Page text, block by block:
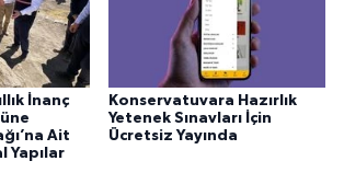
İnanç
Ait
Yapılar
Konservatuvara Hazırlık
Yetenek Sınavları İçin
Ücretsiz Yayında